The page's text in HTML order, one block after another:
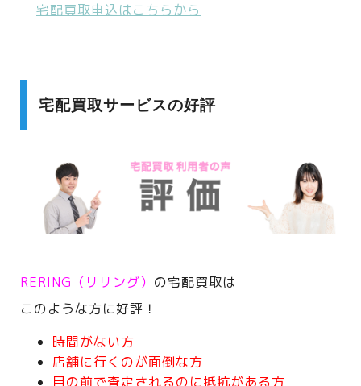
宅配買取申込はこちらから
宅配買取サービスの好評
RERING（リリング） の宅配買取は
このような方に好評！
時間がない方
店舗に行くのが面倒な方
目の前で査定されるのに抵抗がある方